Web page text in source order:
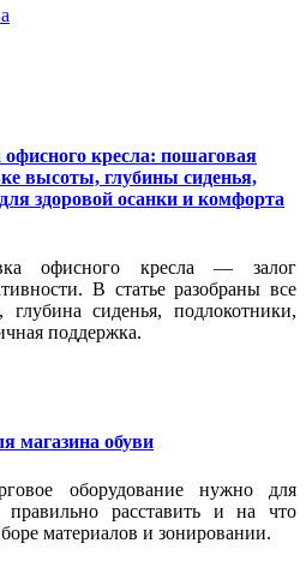
кресла: пошаговая
высоты, глубины сиденья,
здоровой осанки и комфорта
офисного кресла — залог
В статье разобраны все
сиденья, подлокотники,
поддержка.
магазина обуви
оборудование нужно для
расставить и на что
материалов и зонировании.